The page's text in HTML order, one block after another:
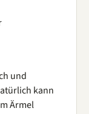
und
kann
Ärmel